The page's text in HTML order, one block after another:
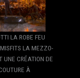
LA ROBE FEU
LA MEZZO-
UNE CRÉATION DE
À